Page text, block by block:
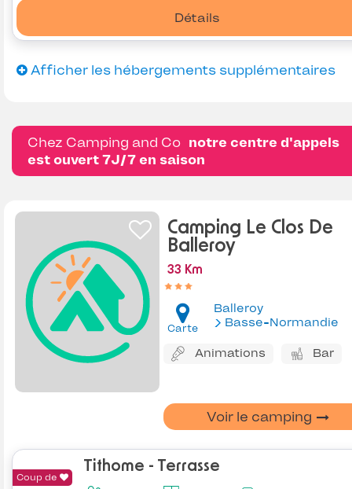
Détails
Afficher les hébergements supplémentaires
Chez Camping and Co notre centre d'appels
est ouvert 7J/7 en saison
Camping Le Clos De
Balleroy
33 Km
Carte
Balleroy
Basse-Normandie
Animations Bar
Voir le camping
Coup de
Tithome - Terrasse